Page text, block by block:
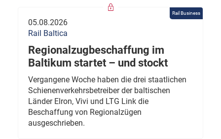
Rail Business
05.08.2026
Rail Baltica
Regionalzugbeschaffung im
Baltikum startet – und stockt
Vergangene Woche haben die drei staatlichen
Schienenverkehrsbetreiber der baltischen
Länder Elron, Vivi und LTG Link die
Beschaffung von Regionalzügen
ausgeschrieben.